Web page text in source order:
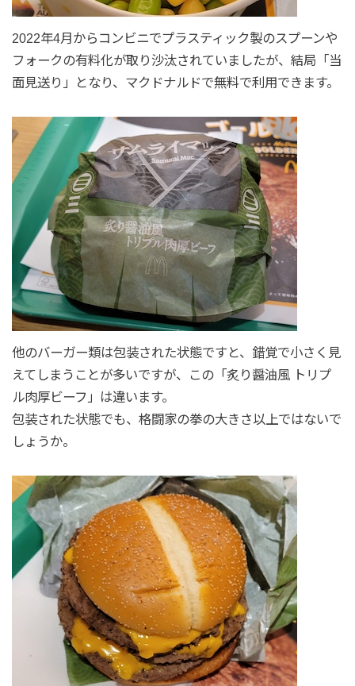
2022年4月からコンビニでプラスティック製のスプーンや
フォークの有料化が取り沙汰されていましたが、結局「当
面見送り」となり、マクドナルドで無料で利用できます。
他のバーガー類は包装された状態ですと、錯覚で小さく見
えてしまうことが多いですが、この「炙り醤油風 トリプ
ル肉厚ビーフ」は違います。
包装された状態でも、格闘家の拳の大きさ以上ではないで
しょうか。